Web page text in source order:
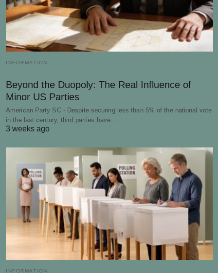
INFORMATION
Beyond the Duopoly: The Real Influence of
Minor US Parties
American Party SC - Despite securing less than 5% of the national vote
in the last century, third parties have…
3 weeks ago
INFORMATION